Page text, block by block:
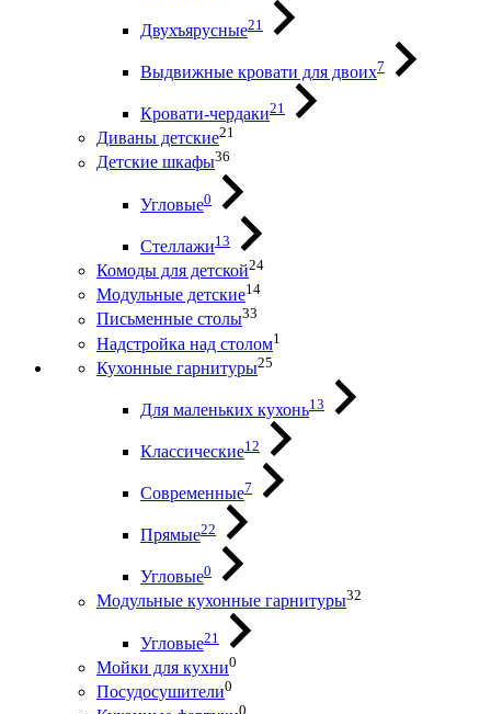
Двухъярусные21
Выдвижные кровати для двоих7
Кровати-чердаки21
Диваны детские21
Детские шкафы36
Угловые0
Стеллажи13
Комоды для детской24
Модульные детские14
Письменные столы33
Надстройка над столом1
Кухонные гарнитуры25
Для маленьких кухонь13
Классические12
Современные7
Прямые22
Угловые0
Модульные кухонные гарнитуры32
Угловые21
Мойки для кухни0
Посудосушители0
0